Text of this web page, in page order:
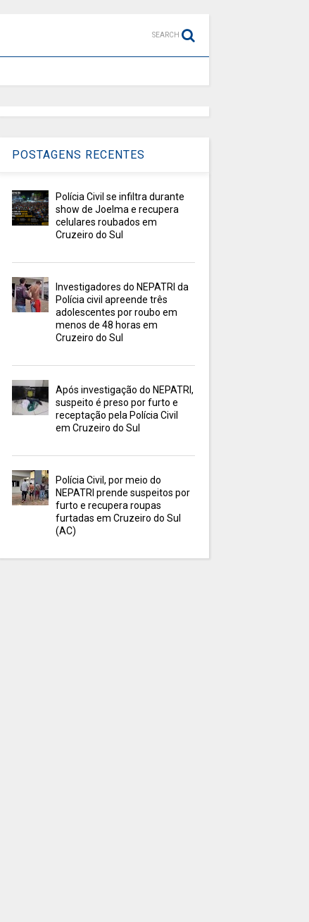
SEARCH
POSTAGENS RECENTES
Polícia Civil se infiltra durante
show de Joelma e recupera
celulares roubados em
Cruzeiro do Sul
Investigadores do NEPATRI da
Polícia civil apreende três
adolescentes por roubo em
menos de 48 horas em
Cruzeiro do Sul
Após investigação do NEPATRI,
suspeito é preso por furto e
receptação pela Polícia Civil
em Cruzeiro do Sul
Polícia Civil, por meio do
NEPATRI prende suspeitos por
furto e recupera roupas
furtadas em Cruzeiro do Sul
(AC)